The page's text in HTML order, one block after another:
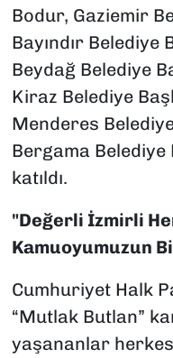
Bodur, Gaziemir
Bayındır Belediye
Beydağ Belediye
Kiraz Belediye
Menderes
Bergama Belediye
katıldı.
"Değerli İzmirli
Kamuoyumuzun
Cumhuriyet Halk
“Mutlak Butlan”
yaşananlar